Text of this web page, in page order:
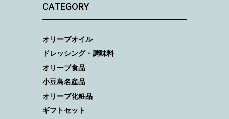
CATEGORY
オリーブオイル
ドレッシング・調味料
オリーブ食品
小豆島名産品
オリーブ化粧品
ギフトセット